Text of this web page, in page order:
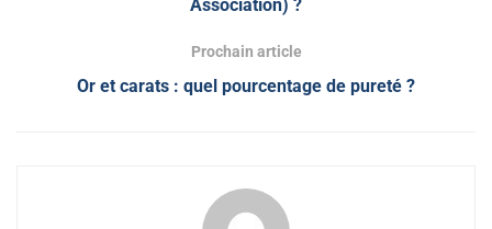
Association) ?
Prochain article
Or et carats : quel pourcentage de pureté ?